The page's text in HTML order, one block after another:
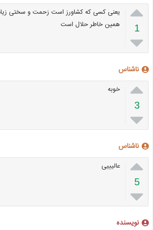

1

یعنی کسی که کشاورز است زحمت و سختی
همین خاطر حلال است
ناشناس

3

خوبه
ناشناس

5

عالیییی
نویسنده